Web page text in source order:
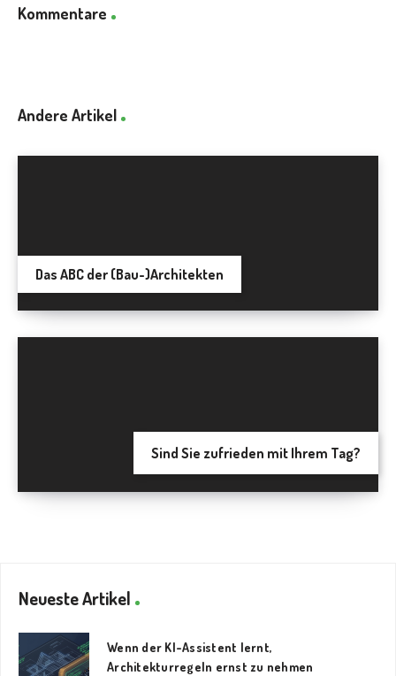
Kommentare
Andere Artikel
Das ABC der (Bau-)Architekten
Sind Sie zufrieden mit Ihrem Tag?
Neueste Artikel
Wenn der KI-Assistent lernt,
Architekturregeln ernst zu nehmen